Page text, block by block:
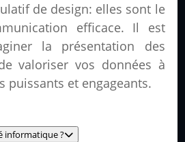
de design: elles sont le
efficace. Il est
la présentation des
valoriser vos données à
puissants et engageants.
informatique ?